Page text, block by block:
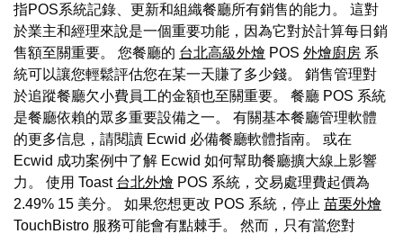
指POS系統記錄、更新和組織餐廳所有銷售的能力。 這對
於業主和經理來說是一個重要功能，因為它對於計算每日銷
售額至關重要。 您餐廳的 台北高級外燴 POS 外燴廚房 系
統可以讓您輕鬆評估您在某一天賺了多少錢。 銷售管理對
於追蹤餐廳欠小費員工的金額也至關重要。 餐廳 POS 系統
是餐廳依賴的眾多重要設備之一。 有關基本餐廳管理軟體
的更多信息，請閱讀 Ecwid 必備餐廳軟體指南。 或在
Ecwid 成功案例中了解 Ecwid 如何幫助餐廳擴大線上影響
力。 使用 Toast 台北外燴 POS 系統，交易處理費起價為
2.49% 15 美分。 如果您想更改 POS 系統，停止 苗栗外燴
TouchBistro 服務可能會有點棘手。 然而，只有當您對